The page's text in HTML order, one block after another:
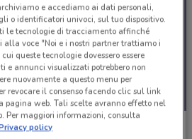
e accediamo ai dati personali,
o identificatori univoci, sul tuo dispositivo.
le tecnologie di tracciamento affinché
alla voce "Noi e i nostri partner trattiamo i
queste tecnologie dovessero essere
e annunci visualizzati potrebbero non
nuovamente a questo menu per
revocare il consenso facendo clic sul link
web. Tali scelte avranno effetto nel
Per maggiori informazioni, consulta
policy